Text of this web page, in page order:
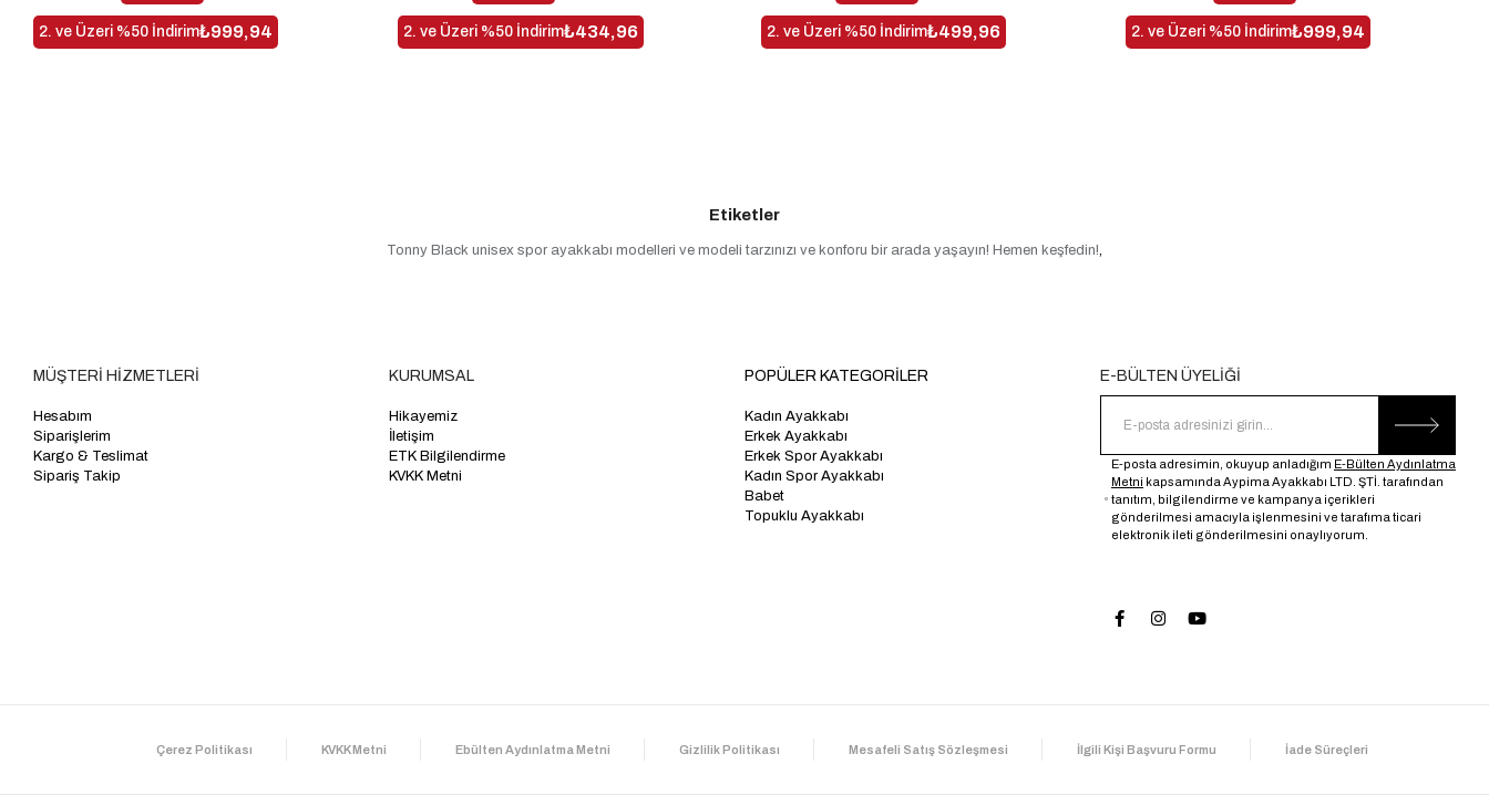
2. ve Üzeri %50 İndirim₺999,94 2. ve Üzeri %50 İndirim₺434,96 2. ve Üzeri %50 İndirim₺499,96 2. ve Üzeri %50 İndirim₺999,94
Etiketler
Tonny Black unisex spor ayakkabı modelleri ve modeli tarzınızı ve konforu bir arada yaşayın! Hemen keşfedin!,
MÜŞTERİ HİZMETLERİ
Hesabım
Siparişlerim
Kargo & Teslimat
Sipariş Takip
KURUMSAL
Hikayemiz
İletişim
ETK Bilgilendirme
KVKK Metni
POPÜLER KATEGORİLER
Kadın Ayakkabı
Erkek Ayakkabı
Erkek Spor Ayakkabı
Kadın Spor Ayakkabı
Babet
Topuklu Ayakkabı
E-BÜLTEN ÜYELİĞİ
E-posta adresimin, okuyup anladığım E-Bülten Aydınlatma
Metni kapsamında Aypima Ayakkabı LTD. ŞTİ. tarafından
tanıtım, bilgilendirme ve kampanya içerikleri
gönderilmesi amacıyla işlenmesini ve tarafıma ticari
elektronik ileti gönderilmesini onaylıyorum.
Çerez Politikası KVKK Metni Ebülten Aydınlatma Metni Gizlilik Politikası Mesafeli Satış Sözleşmesi İlgili Kişi Başvuru Formu İade Süreçleri